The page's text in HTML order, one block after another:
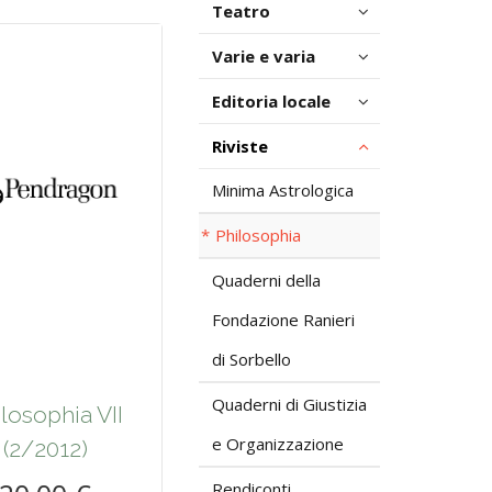
VII
(2/2012)
Teatro
Varie e varia
Editoria locale
Riviste
Minima Astrologica
Philosophia
Quaderni della
Fondazione Ranieri
di Sorbello
Quaderni di Giustizia
e Organizzazione